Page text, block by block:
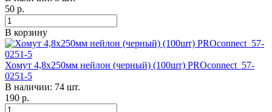
50 р.
В корзину
Хомут 4,8х250мм нейлон (черный) (100шт) PROconnect 57-
0251-5
В наличии: 74 шт.
190 р.